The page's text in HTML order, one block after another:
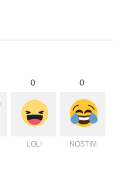
0
LOL!
0
NOSTIM